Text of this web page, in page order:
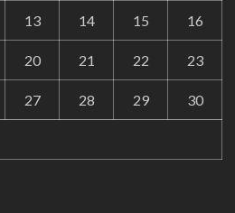
13 14 15 16
20 21 22 23
27 28 29 30